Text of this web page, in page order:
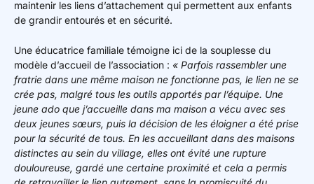
maintenir les liens d’attachement qui permettent aux enfants
de grandir entourés et en sécurité.
Une éducatrice familiale témoigne ici de la souplesse du
modèle d’accueil de l’association : « Parfois rassembler une
fratrie dans une même maison ne fonctionne pas, le lien ne se
crée pas, malgré tous les outils apportés par l’équipe. Une
jeune ado que j’accueille dans ma maison a vécu avec ses
deux jeunes sœurs, puis la décision de les éloigner a été prise
pour la sécurité de tous. En les accueillant dans des maisons
distinctes au sein du village, elles ont évité une rupture
douloureuse, gardé une certaine proximité et cela a permis